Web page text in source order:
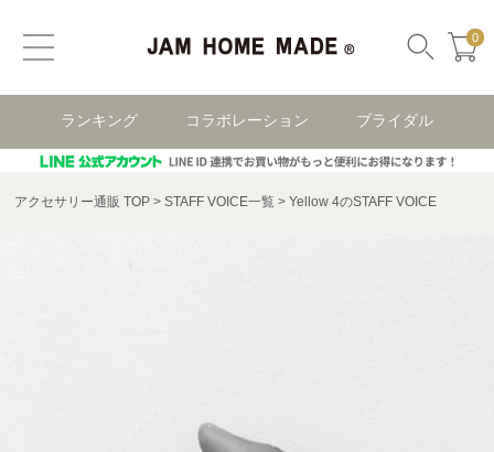
0
ランキング コラボレーション ブライダル
アクセサリー通販 TOP STAFF VOICE一覧 Yellow 4のSTAFF VOICE